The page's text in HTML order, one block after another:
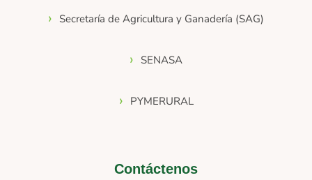
Secretaría de Agricultura y Ganadería (SAG)
SENASA
PYMERURAL
Contáctenos